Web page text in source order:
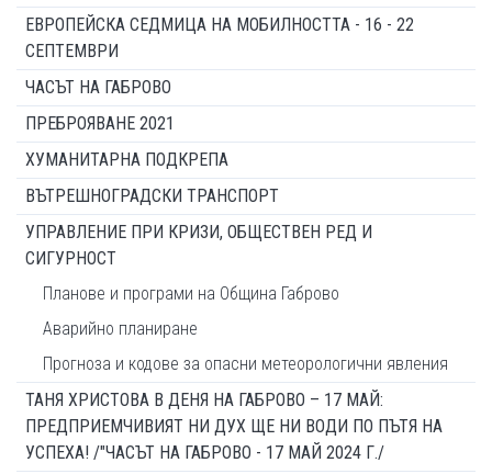
ЕВРОПЕЙСКА СЕДМИЦА НА МОБИЛНОСТТА - 16 - 22
СЕПТЕМВРИ
ЧАСЪТ НА ГАБРОВО
ПРЕБРОЯВАНЕ 2021
ХУМАНИТАРНА ПОДКРЕПА
ВЪТРЕШНОГРАДСКИ ТРАНСПОРТ
УПРАВЛЕНИЕ ПРИ КРИЗИ, ОБЩЕСТВЕН РЕД И
СИГУРНОСТ
Планове и програми на Община Габрово
Аварийно планиране
Прогноза и кодове за опасни метеорологични явления
ТАНЯ ХРИСТОВА В ДЕНЯ НА ГАБРОВО – 17 МАЙ:
ПРЕДПРИЕМЧИВИЯТ НИ ДУХ ЩЕ НИ ВОДИ ПО ПЪТЯ НА
УСПЕХА! /"ЧАСЪТ НА ГАБРОВО - 17 МАЙ 2024 Г./